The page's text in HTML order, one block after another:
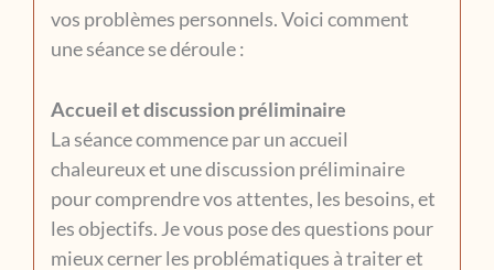
vos problèmes personnels. Voici comment
une séance se déroule :
Accueil et discussion préliminaire
La séance commence par un accueil
chaleureux et une discussion préliminaire
pour comprendre vos attentes, les besoins, et
les objectifs. Je vous pose des questions pour
mieux cerner les problématiques à traiter et